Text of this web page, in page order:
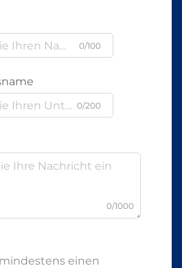
0/100
0/200
0/1000
einen